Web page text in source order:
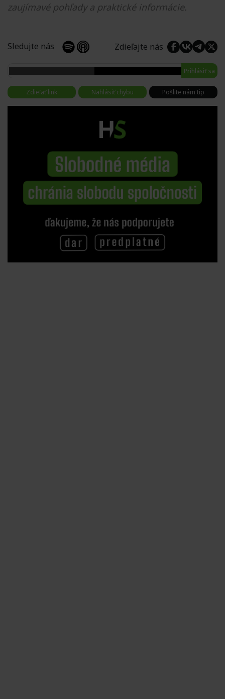
zaujímavé pohľady a praktické informácie.
Sledujte nás Zdieľajte nás
Prihlásiť sa
Zdieľať link Nahlásiť chybu Pošlite nám tip